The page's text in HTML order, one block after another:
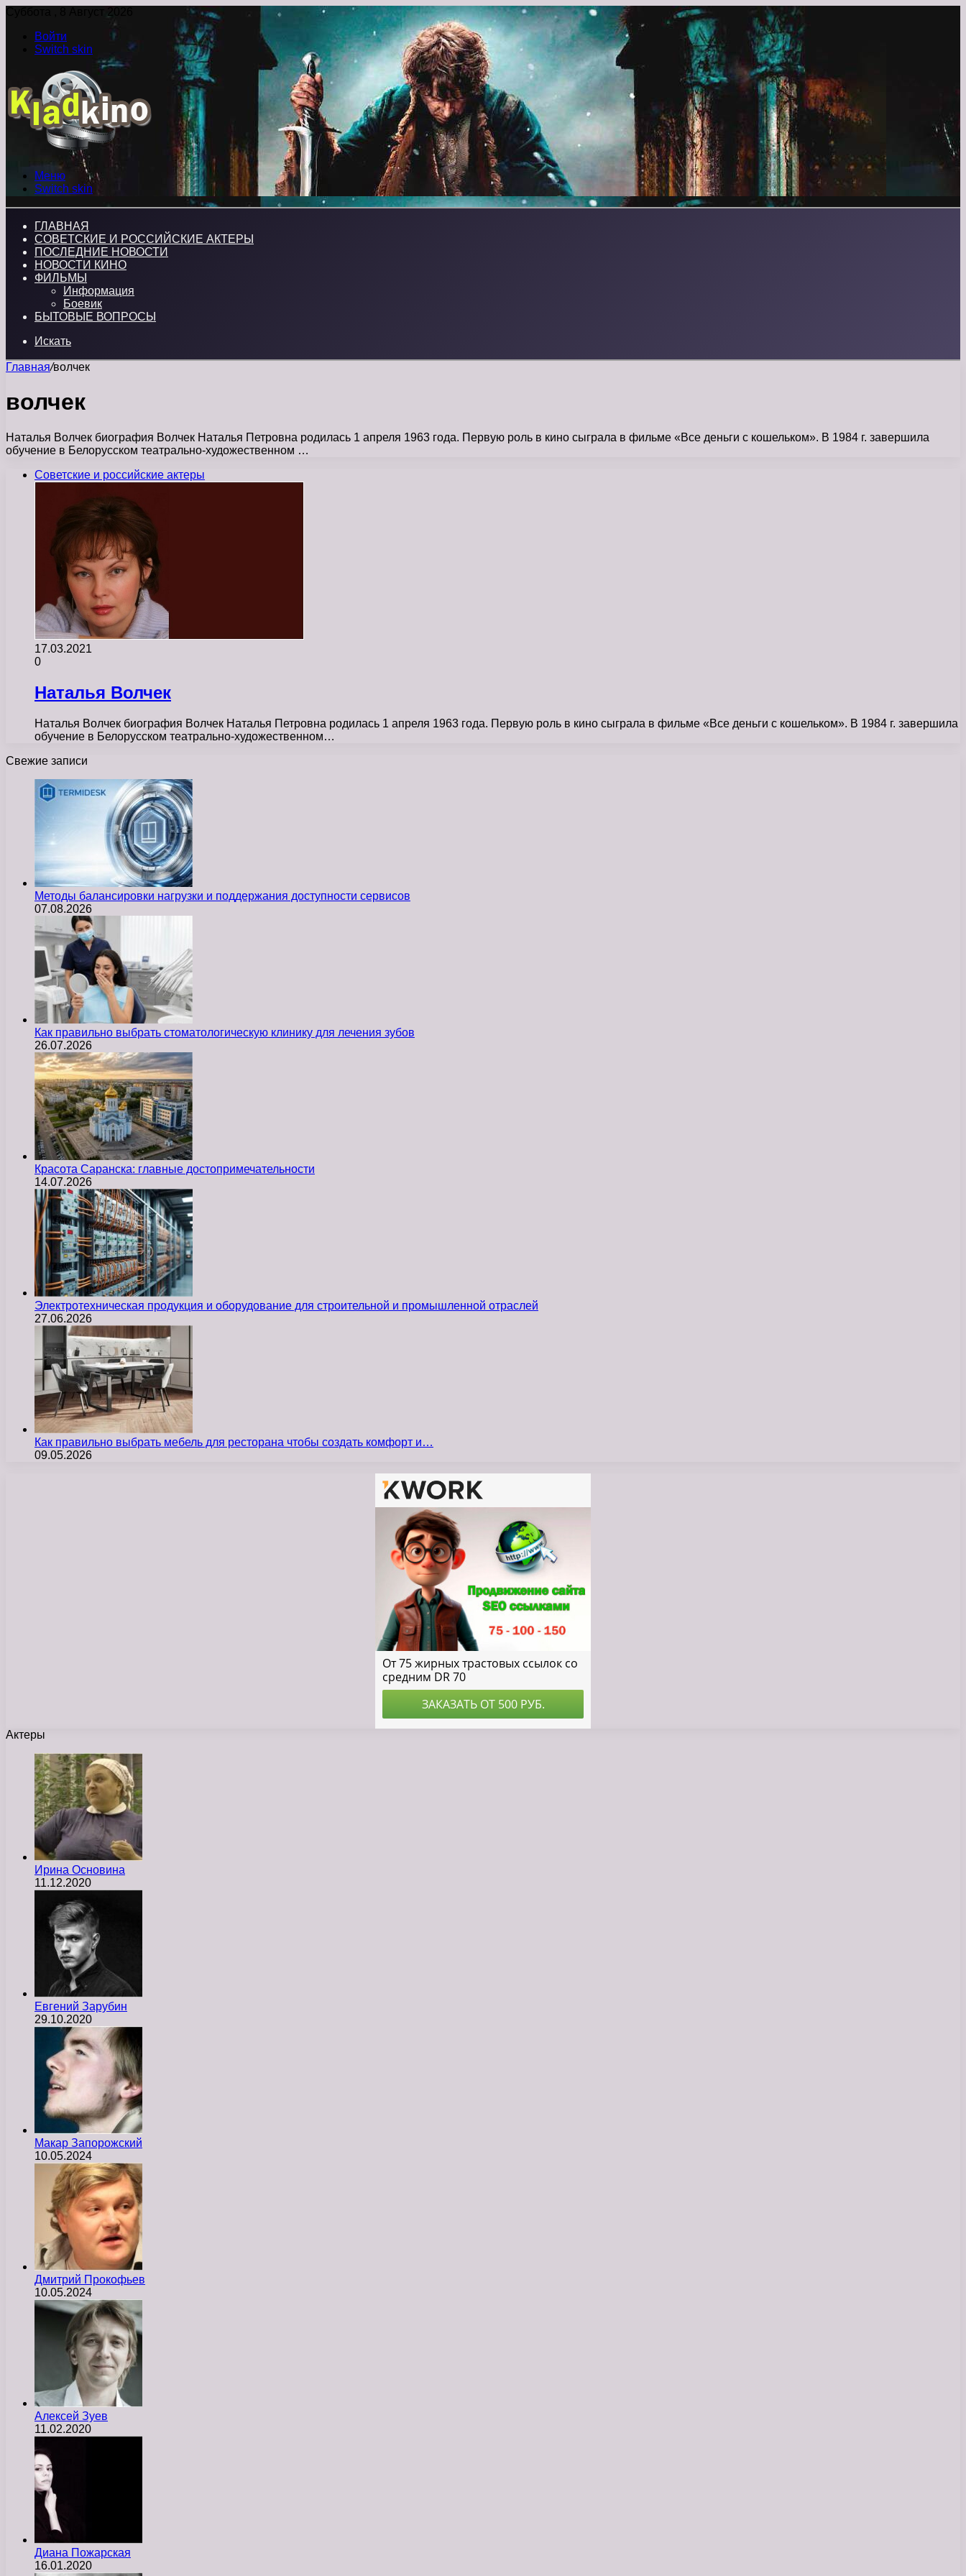
Суббота , 8 Август 2026
Войти
Switch skin
Меню
Switch skin
ГЛАВНАЯ
СОВЕТСКИЕ И РОССИЙСКИЕ АКТЕРЫ
ПОСЛЕДНИЕ НОВОСТИ
НОВОСТИ КИНО
ФИЛЬМЫ
Информация
Боевик
БЫТОВЫЕ ВОПРОСЫ
Искать
Главная/волчек
волчек
Наталья Волчек биография Волчек Наталья Петровна родилась 1 апреля 1963 года. Первую роль в кино сыграла в фильме «Все деньги с кошельком». В 1984 г. завершила
обучение в Белорусском театрально-художественном …
Советские и российские актеры
17.03.2021
0
Наталья Волчек
Наталья Волчек биография Волчек Наталья Петровна родилась 1 апреля 1963 года. Первую роль в кино сыграла в фильме «Все деньги с кошельком». В 1984 г. завершила
обучение в Белорусском театрально-художественном…
Свежие записи
Методы балансировки нагрузки и поддержания доступности сервисов
07.08.2026
Как правильно выбрать стоматологическую клинику для лечения зубов
26.07.2026
Красота Саранска: главные достопримечательности
14.07.2026
Электротехническая продукция и оборудование для строительной и промышленной отраслей
27.06.2026
Как правильно выбрать мебель для ресторана чтобы создать комфорт и…
09.05.2026
Актеры
Ирина Основина
11.12.2020
Евгений Зарубин
29.10.2020
Макар Запорожский
10.05.2024
Дмитрий Прокофьев
10.05.2024
Алексей Зуев
11.02.2020
Диана Пожарская
16.01.2020